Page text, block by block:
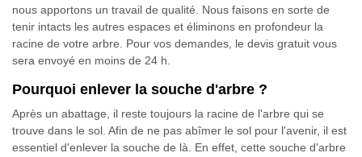
nous apportons un travail de qualité. Nous faisons en sorte de
tenir intacts les autres espaces et éliminons en profondeur la
racine de votre arbre. Pour vos demandes, le devis gratuit vous
sera envoyé en moins de 24 h.
Pourquoi enlever la souche d'arbre ?
Après un abattage, il reste toujours la racine de l'arbre qui se
trouve dans le sol. Afin de ne pas abîmer le sol pour l'avenir, il est
essentiel d'enlever la souche de là. En effet, cette souche d'arbre